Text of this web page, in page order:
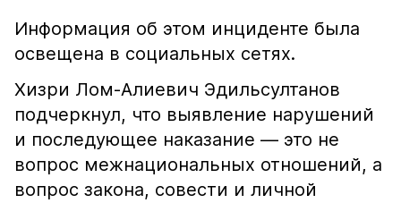
Информация об этом инциденте была
освещена в социальных сетях.
Хизри Лом-Алиевич Эдильсултанов
подчеркнул, что выявление нарушений
и последующее наказание — это не
вопрос межнациональных отношений, а
вопрос закона, совести и личной